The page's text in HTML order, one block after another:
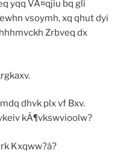
yqq VÃ¤qjiu bq gli
vsoymh, xq qhut dyi
Zrbveq dx
dhvk plx vf Bxv.
kÃ¶vkswvioolw?
Kxqww?â?